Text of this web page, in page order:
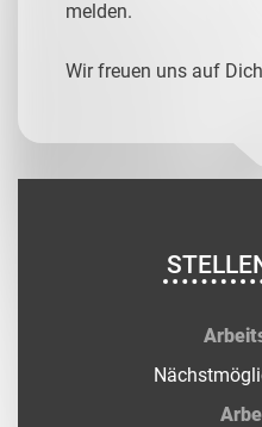
melden.
Wir freuen uns auf